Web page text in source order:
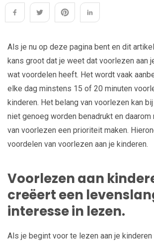
Als je nu op deze pagina bent en dit
kans groot dat je weet dat voorlezen aan
wat voordelen heeft. Het wordt vaak
elke dag minstens 15 of 20 minuten
kinderen. Het belang van voorlezen kan
niet genoeg worden benadrukt en
van voorlezen een prioriteit maken.
voordelen van voorlezen aan je kinderen.
Voorlezen aan
creëert een
interesse in lezen.
Als je begint voor te lezen aan je